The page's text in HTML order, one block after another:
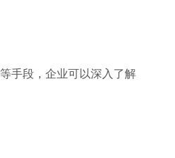
手段，企业可以深入了解